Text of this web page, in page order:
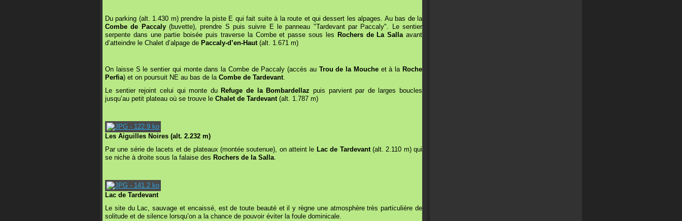
Du parking (alt. 1.430 m) prendre la piste E qui fait suite à la route et qui dessert les alpages. Au bas de la
Combe de Paccaly(buvette), prendre S puis suivre E le panneau "Tardevant par Paccaly". Le sentier
serpente dans une partie boisée puis traverse la Combe et passe sous les Rochers de La Sallaavant
d’atteindre le Chalet d’alpage de Paccaly-d’en-Haut(alt. 1.671 m)
On laisse S le sentier qui monte dans la Combe de Paccaly (accès au Trou de la Moucheet à la Roche
Perfia) et on poursuit NE au bas de la Combe de Tardevant.
Le sentier rejoint celui qui monte du Refuge de la Bombardellaz puis parvient par de larges boucles
jusqu’au petit plateau où se trouve le Chalet de Tardevant(alt. 1.787 m)
Les Aiguilles Noires (alt. 2.232 m)
Par une série de lacets et de plateaux (montée soutenue), on atteint le Lac de Tardevant(alt. 2.110 m) qui
se niche à droite sous la falaise des Rochers de la Salla.
Lac de Tardevant
Le site du Lac, sauvage et encaissé, est de toute beauté et il y règne une atmosphère très particulière de
solitude et de silence lorsqu’on a la chance de pouvoir éviter la foule dominicale.